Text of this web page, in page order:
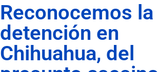
Reconocemos la
detención en
Chihuahua, del